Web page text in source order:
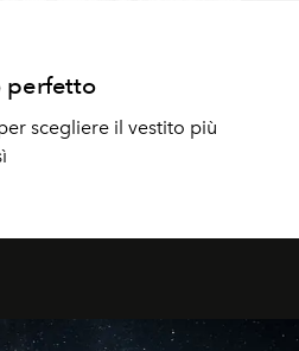
perfetto
scegliere il vestito più